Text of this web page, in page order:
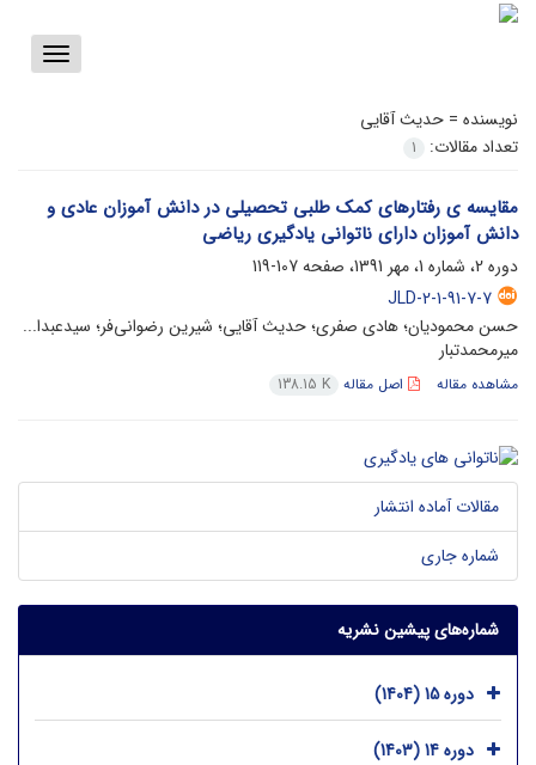
Toggle
نویسنده = حدیث آقایی
تعداد مقالات:
1
مقایسه ی رفتارهای کمک طلبی تحصیلی در دانش آموزان عادی و
دانش آموزان دارای ناتوانی یادگیری ریاضی
دوره 2، شماره 1، مهر 1391، صفحه
107-119
JLD-2-1-91-7-7
حسن محمودیان؛ هادی صفری؛ حدیث آقایی؛ شیرین رضوانی‌فر؛ سیدعبدا...
میرمحمدتبار
مشاهده مقاله اصل مقاله 138.15 K
مقالات آماده انتشار
شماره جاری
شماره‌های پیشین نشریه
دوره 15 (1404)
دوره 14 (1403)